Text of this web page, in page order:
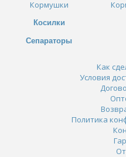
Кормушки
Косилки
Сепараторы
Как
Условия
Политика